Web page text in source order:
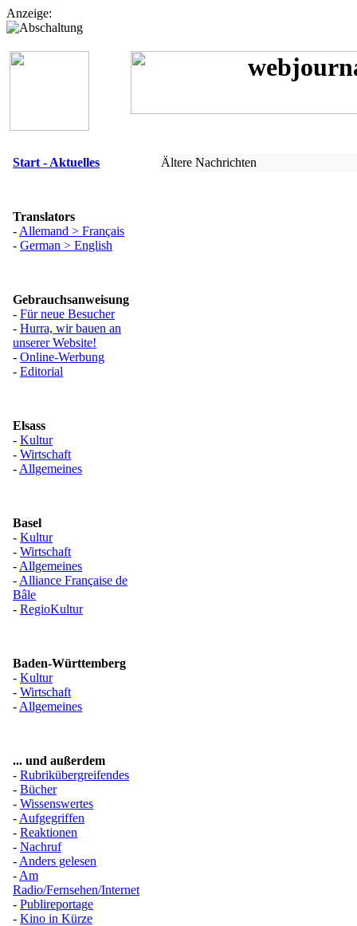
Anzeige:
Start - Aktuelles
Translators
- Allemand > Français
- German > English
Gebrauchsanweisung
- Für neue Besucher
- Hurra, wir bauen an
unserer Website!
- Online-Werbung
- Editorial
Elsass
- Kultur
- Wirtschaft
- Allgemeines
Basel
- Kultur
- Wirtschaft
- Allgemeines
- Alliance Française de
Bâle
- RegioKultur
Baden-Württemberg
- Kultur
- Wirtschaft
- Allgemeines
... und außerdem
- Rubrikübergreifendes
- Bücher
- Wissenswertes
- Aufgegriffen
- Reaktionen
- Nachruf
- Anders gelesen
- Am
Radio/Fernsehen/Internet
- Publireportage
- Kino in Kürze
Ältere Nachrichten